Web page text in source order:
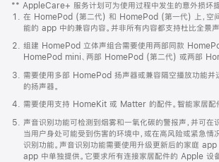
窗
口
中
打
开)
** AppleCare+ 服务计划可为使用过程中发生的意外损坏提
在 HomePod (第二代) 和 HomePod (第一代) 上，空
能的 app 中的兼容内容。并非所有内容都支持杜比全景声
组建 HomePod 立体声组合需要使用两部同款
HomePod mini、两部 HomePod (第二代) 或两部
需要使用多部 HomePod 扬声器或兼容隔空播放功能并
的扬声器。
需要使用支持 HomeKit 或 Matter 的配件。智能家居配
声音识别功能可检测到烟雾和一氧化碳的警报声，并可在
当用户身处可能受到伤害的环境中，或在高风险或紧急情
识别功能。声音识别功能需要使用升级更新后的家庭 app
app 中单独提供。它要求所有连接家居配件的 Apple 设